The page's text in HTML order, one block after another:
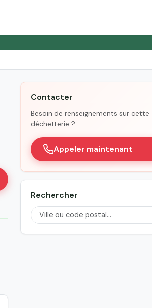
Contacter
Besoin de renseignements sur cette
déchetterie ?
Appeler maintenant
Rechercher